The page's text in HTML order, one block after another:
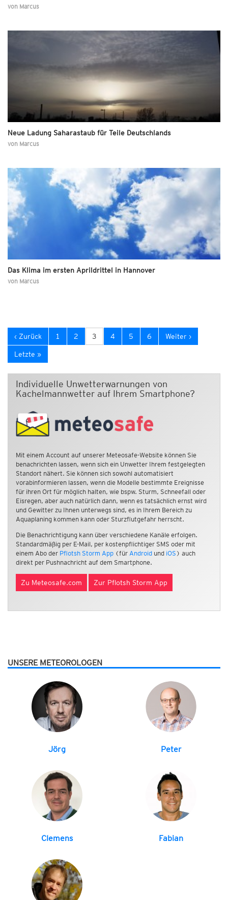
von Marcus
Neue Ladung Saharastaub für Teile Deutschlands
von Marcus
Das Klima im ersten Aprildrittel in Hannover
von Marcus
‹ Zurück 1 2 3 4 5 6 Weiter ›
Letzte »
Individuelle Unwetterwarnungen von
Kachelmannwetter auf Ihrem Smartphone?
Mit einem Account auf unserer Meteosafe-Website können Sie
benachrichten lassen, wenn sich ein Unwetter Ihrem festgelegten
Standort nähert. Sie können sich sowohl automatisiert
vorabinformieren lassen, wenn die Modelle bestimmte Ereignisse
für ihren Ort für möglich halten, wie bspw. Sturm, Schneefall oder
Eisregen, aber auch natürlich dann, wenn es tatsächlich ernst wird
und Gewitter zu Ihnen unterwegs sind, es in Ihrem Bereich zu
Aquaplaning kommen kann oder Sturzflutgefahr herrscht.
Die Benachrichtigung kann über verschiedene Kanäle erfolgen.
Standardmäßig per E-Mail, per kostenpflichtiger SMS oder mit
einem Abo der Pflotsh Storm App (für Android und iOS ) auch
direkt per Pushnachricht auf dem Smartphone.
Zu Meteosafe.com Zur Pflotsh Storm App
UNSERE METEOROLOGEN
Jörg Peter
Clemens Fabian